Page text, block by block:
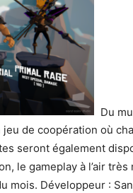
Du
jeu de coopération où
seront également
le gameplay à l’air
mois. Développeur :